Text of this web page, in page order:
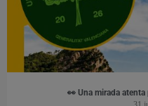
👀 Una mirada